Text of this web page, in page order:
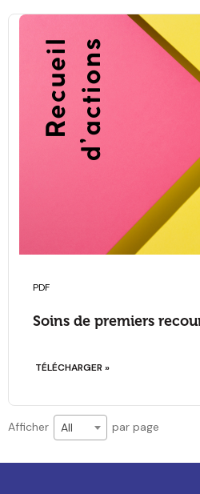
PDF
Soins de premiers
TÉLÉCHARGER »
Afficher All par page